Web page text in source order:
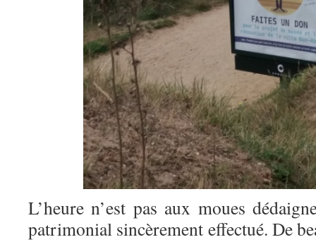
L’heure n’est pas aux moues
patrimonial sincèrement effectué. De